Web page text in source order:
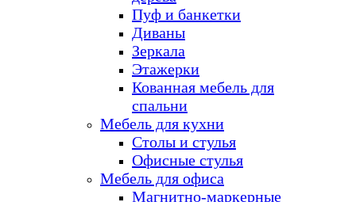
Пуф и банкетки
Диваны
Зеркала
Этажерки
Кованная мебель для
спальни
Мебель для кухни
Столы и стулья
Офисные стулья
Мебель для офиса
Магнитно-маркерные